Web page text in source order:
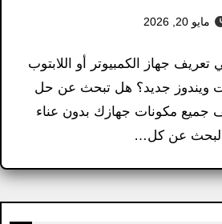
مايو 20, 2026
جهاز الكمبيوتر أو اللابتوب
ويندوز جديد؟ هل تبحث عن حل
جميع مكونات جهازك بدون عناء
البحث عن كل…